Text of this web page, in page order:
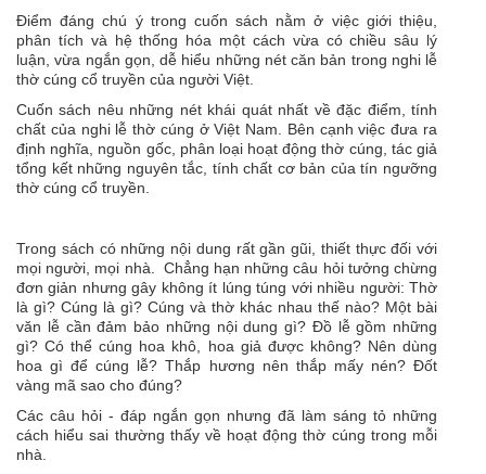
Điểm đáng chú ý trong cuốn sách nằm ở việc giới thiệu,
phân tích và hệ thống hóa một cách vừa có chiều sâu lý
luận, vừa ngắn gọn, dễ hiểu những nét căn bản trong nghi lễ
thờ cúng cổ truyền của người Việt.
Cuốn sách nêu những nét khái quát nhất về đặc điểm, tính
chất của nghi lễ thờ cúng ở Việt Nam. Bên cạnh việc đưa ra
định nghĩa, nguồn gốc, phân loại hoạt động thờ cúng, tác giả
tổng kết những nguyên tắc, tính chất cơ bản của tín ngưỡng
thờ cúng cổ truyền.
Trong sách có những nội dung rất gần gũi, thiết thực đối với
mọi người, mọi nhà. Chẳng hạn những câu hỏi tưởng chừng
đơn giản nhưng gây không ít lúng túng với nhiều người: Thờ
là gì? Cúng là gì? Cúng và thờ khác nhau thế nào? Một bài
văn lễ cần đảm bảo những nội dung gì? Đồ lễ gồm những
gì? Có thể cúng hoa khô, hoa giả được không? Nên dùng
hoa gì để cúng lễ? Thắp hương nên thắp mấy nén? Đốt
vàng mã sao cho đúng?
Các câu hỏi - đáp ngắn gọn nhưng đã làm sáng tỏ những
cách hiểu sai thường thấy về hoạt động thờ cúng trong mỗi
nhà.